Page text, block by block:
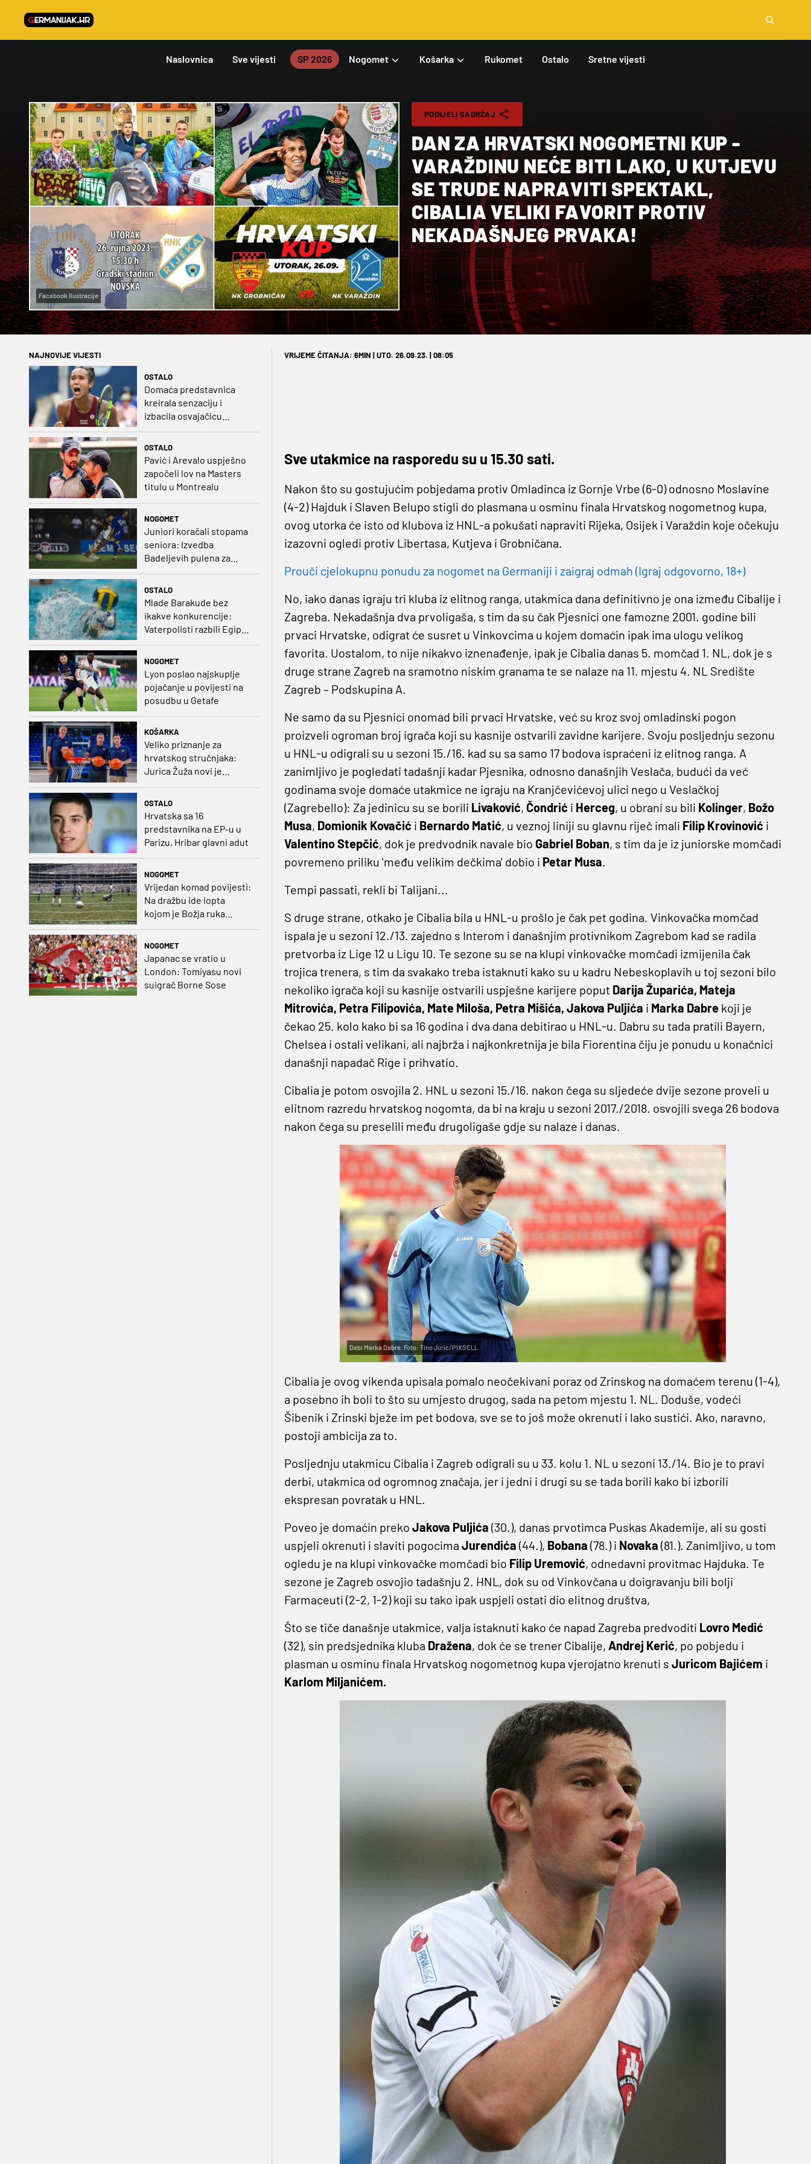
Naslovnica Sve vijesti SP 2026 Nogomet Košarka Rukomet Ostalo Sretne vijesti
Facebook Ilustracije
PODIJELI SADRŽAJ
DAN ZA HRVATSKI NOGOMETNI KUP -
VARAŽDINU NEĆE BITI LAKO, U KUTJEVU
SE TRUDE NAPRAVITI SPEKTAKL,
CIBALIA VELIKI FAVORIT PROTIV
NEKADAŠNJEG PRVAKA!
NAJNOVIJE VIJESTI
OSTALO
Domaća predstavnica
kreirala senzaciju i
izbacila osvajačicu
OSTALO
Pavić i Arevalo uspješno
započeli lov na Masters
titulu u Montrealu
NOGOMET
Juniori koračali stopama
seniora: Izvedba
Badeljevih pulena za
čistu peticu protiv
OSTALO
Mlade Barakude bez
ikakve konkurencije:
Vaterpolisti razbili Egipat
za polufinale SP-a!
NOGOMET
Lyon poslao najskuplje
pojačanje u povijesti na
posudbu u Getafe
KOŠARKA
Veliko priznanje za
hrvatskog stručnjaka:
Jurica Žuža novi je
OSTALO
Hrvatska sa 16
predstavnika na EP-u u
Parizu, Hribar glavni adut
NOGOMET
Vrijedan komad povijesti:
Na dražbu ide lopta
kojom je Božja ruka
NOGOMET
Japanac se vratio u
London: Tomiyasu novi
suigrač Borne Sose
VRIJEME ČITANJA: 6MIN | UTO. 26.09.23. | 08:05
Sve utakmice na rasporedu su u 15.30 sati.
Nakon što su gostujućim pobjedama protiv Omladinca iz Gornje Vrbe (6-0) odnosno Moslavine
(4-2) Hajduk i Slaven Belupo stigli do plasmana u osminu finala Hrvatskog nogometnog kupa,
ovog utorka će isto od klubova iz HNL-a pokušati napraviti Rijeka, Osijek i Varaždin koje očekuju
izazovni ogledi protiv Libertasa, Kutjeva i Grobničana.
Prouči cjelokupnu ponudu za nogomet na Germaniji i zaigraj odmah (Igraj odgovorno, 18+)
No, iako danas igraju tri kluba iz elitnog ranga, utakmica dana definitivno je ona između Cibalije i
Zagreba. Nekadašnja dva prvoligaša, s tim da su čak Pjesnici one famozne 2001. godine bili
prvaci Hrvatske, odigrat će susret u Vinkovcima u kojem domaćin ipak ima ulogu velikog
favorita. Uostalom, to nije nikakvo iznenađenje, ipak je Cibalia danas 5. momčad 1. NL, dok je s
druge strane Zagreb na sramotno niskim granama te se nalaze na 11. mjestu 4. NL Središte
Zagreb – Podskupina A.
Ne samo da su Pjesnici onomad bili prvaci Hrvatske, već su kroz svoj omladinski pogon
proizveli ogroman broj igrača koji su kasnije ostvarili zavidne karijere. Svoju posljednju sezonu
u HNL-u odigrali su u sezoni 15./16. kad su sa samo 17 bodova ispraćeni iz elitnog ranga. A
zanimljivo je pogledati tadašnji kadar Pjesnika, odnosno današnjih Veslača, budući da već
godinama svoje domaće utakmice ne igraju na Kranjčevićevoj ulici nego u Veslačkoj
(Zagrebello): Za jedinicu su se borili Livaković, Čondrić i Herceg, u obrani su bili Kolinger, Božo
Musa, Domionik Kovačić i Bernardo Matić, u veznoj liniji su glavnu riječ imali Filip Krovinović i
Valentino Stepčić, dok je predvodnik navale bio Gabriel Boban, s tim da je iz juniorske momčadi
povremeno priliku 'među velikim dečkima' dobio i Petar Musa.
Tempi passati, rekli bi Talijani...
S druge strane, otkako je Cibalia bila u HNL-u prošlo je čak pet godina. Vinkovačka momčad
ispala je u sezoni 12./13. zajedno s Interom i današnjim protivnikom Zagrebom kad se radila
pretvorba iz Lige 12 u Ligu 10. Te sezone su se na klupi vinkovačke momčadi izmijenila čak
trojica trenera, s tim da svakako treba istaknuti kako su u kadru Nebeskoplavih u toj sezoni bilo
nekoliko igrača koji su kasnije ostvarili uspješne karijere poputDarija Župarića, Mateja
Mitrovića, Petra Filipovića, Mate Miloša, Petra Mišića, Jakova Puljića i Marka Dabrekoji je
čekao 25. kolo kako bi sa 16 godina i dva dana debitirao u HNL-u. Dabru su tada pratili Bayern,
Chelsea i ostali velikani, ali najbrža i najkonkretnija je bila Fiorentina čiju je ponudu u konačnici
današnji napadač Rige i prihvatio.
Cibalia je potom osvojila 2. HNL u sezoni 15./16. nakon čega su sljedeće dvije sezone proveli u
elitnom razredu hrvatskog nogomta, da bi na kraju u sezoni 2017./2018. osvojili svega 26 bodova
nakon čega su preselili među drugoligaše gdje su nalaze i danas.
Debi Marka Dabre. Foto: Tino Juric/PIXSELL
Cibalia je ovog vikenda upisala pomalo neočekivani poraz od Zrinskog na domaćem terenu (1-4),
a posebno ih boli to što su umjesto drugog, sada na petom mjestu 1. NL. Doduše, vodeći
Šibenik i Zrinski bježe im pet bodova, sve se to još može okrenuti i lako sustići. Ako, naravno,
postoji ambicija za to.
Posljednju utakmicu Cibalia i Zagreb odigrali su u 33. kolu 1. NL u sezoni 13./14. Bio je to pravi
derbi, utakmica od ogromnog značaja, jer i jedni i drugi su se tada borili kako bi izborili
ekspresan povratak u HNL.
Poveo je domaćin preko Jakova Puljića (30.), danas prvotimca Puskas Akademije, ali su gosti
uspjeli okrenuti i slaviti pogocima Jurendića (44.), Bobana (78.) i Novaka (81.). Zanimljivo, u tom
ogledu je na klupi vinkovačke momčadi bio Filip Uremović, odnedavni provitmac Hajduka. Te
sezone je Zagreb osvojio tadašnju 2. HNL, dok su od Vinkovčana u doigravanju bili bolji
Farmaceuti (2-2, 1-2) koji su tako ipak uspjeli ostati dio elitnog društva,
Što se tiče današnje utakmice, valja istaknuti kako će napad Zagreba predvoditi Lovro Medić
(32), sin predsjednika kluba Dražena, dok će se trener Cibalije, Andrej Kerić, po pobjedu i
plasman u osminu finala Hrvatskog nogometnog kupa vjerojatno krenuti s Juricom Bajićem i
Karlom Miljanićem.